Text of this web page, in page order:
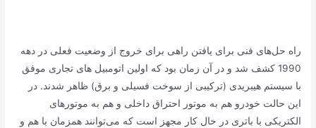
راه حل‌های فنی برای یافتن راهی برای خروج از وضعیت فعلی در دهه
1990 کشف شد و در آن زمان بود که اولین اتومبیل های تجاری موفق
با سیستم هیبریدی (ترکیبی از سوخت فسیلی و برق) ظاهر شدند. در
این حالت خودرو هم به موتور احتراق داخلی و هم به موتورهای
الکتریکی با باتری در حال کار مجهز است که می‌توانند همزمان با هم و